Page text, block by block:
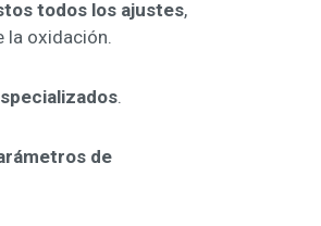
todos los ajustes,
la oxidación.
.
de